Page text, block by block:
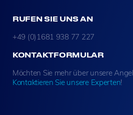
RUFEN SIE UNS AN
+49 (0)1681 938 77 227
KONTAKTFORMULAR
Möchten Sie mehr über unsere
Kontaktieren Sie unsere Experten!